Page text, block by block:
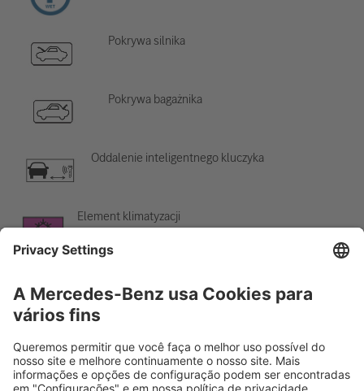
Pokrywa silnika
Pokrywa bagażnika
Oddalenie inteligentnego kluczyka
Element klimatyzacji